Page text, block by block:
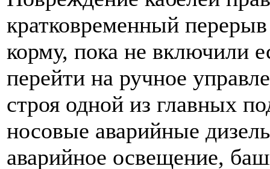
кратковременный
корму, пока не включили
перейти на ручное
строя одной из главных
носовые аварийные
аварийное освещение,